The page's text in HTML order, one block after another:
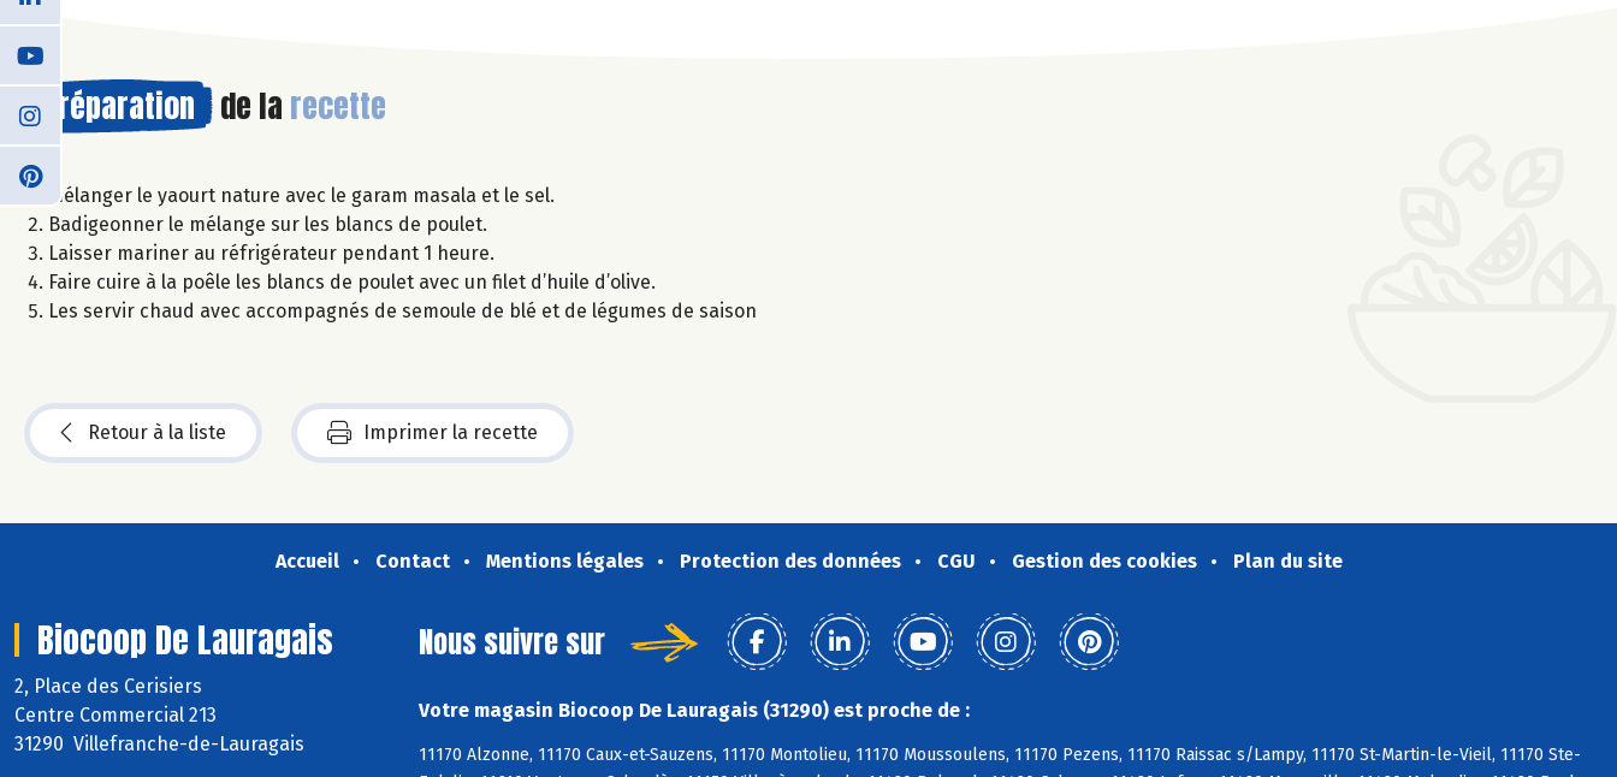
Préparation de la recette
Mélanger le yaourt nature avec le garam masala et le sel.
Badigeonner le mélange sur les blancs de poulet.
Laisser mariner au réfrigérateur pendant 1 heure.
Faire cuire à la poêle les blancs de poulet avec un filet d’huile d’olive.
Les servir chaud avec accompagnés de semoule de blé et de légumes de saison
Retour à la liste Imprimer la recette
Accueil Contact Mentions légales Protection des données CGU Gestion des cookies Plan du site
Biocoop De Lauragais
2, Place des Cerisiers
Centre Commercial 213
31290 Villefranche-de-Lauragais
Nous suivre sur
Votre magasin Biocoop De Lauragais (31290) est proche de :
11170 Alzonne, 11170 Caux-et-Sauzens, 11170 Montolieu, 11170 Moussoulens, 11170 Pezens, 11170 Raissac s/Lampy, 11170 St-Martin-le-Vieil, 11170 Ste-